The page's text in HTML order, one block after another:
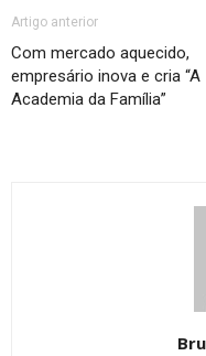
Artigo anterior
Com mercado aquecido,
empresário inova e cria “A
Academia da Família”